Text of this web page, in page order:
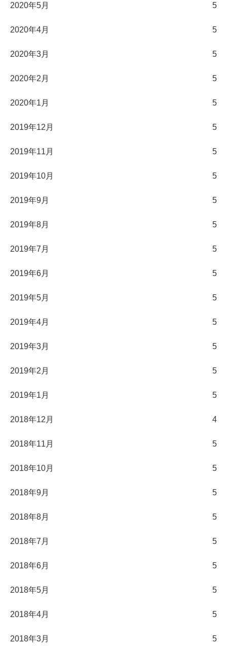
2020年5月 5
2020年4月 5
2020年3月 5
2020年2月 5
2020年1月 5
2019年12月 5
2019年11月 5
2019年10月 5
2019年9月 5
2019年8月 5
2019年7月 5
2019年6月 5
2019年5月 5
2019年4月 5
2019年3月 5
2019年2月 5
2019年1月 5
2018年12月 4
2018年11月 5
2018年10月 5
2018年9月 5
2018年8月 5
2018年7月 5
2018年6月 5
2018年5月 5
2018年4月 5
2018年3月 5